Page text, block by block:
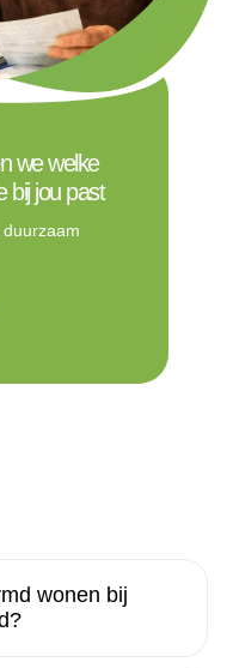
we welke
bij jou past
wonen bij